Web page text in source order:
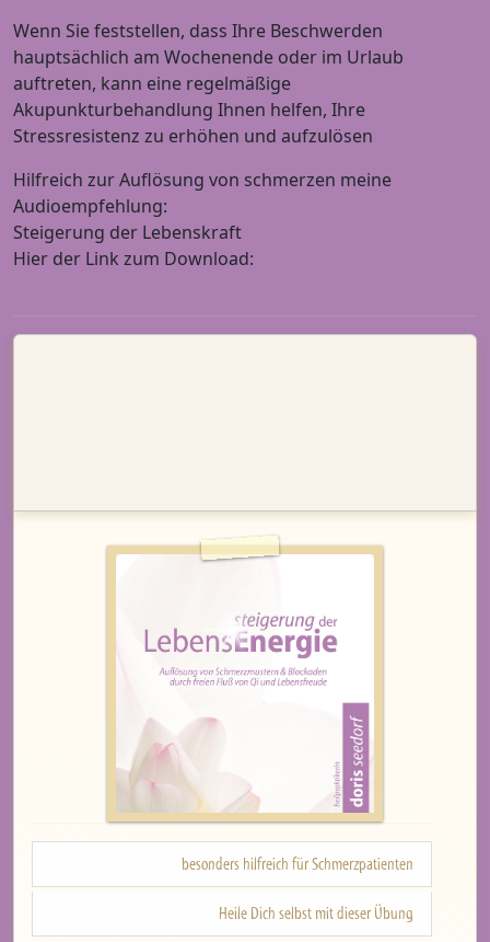
Wenn Sie feststellen, dass Ihre Beschwerden
hauptsächlich am Wochenende oder im Urlaub
auftreten, kann eine regelmäßige
Akupunkturbehandlung Ihnen helfen, Ihre
Stressresistenz zu erhöhen und aufzulösen
Hilfreich zur Auflösung von schmerzen meine
Audioempfehlung:
Steigerung der Lebenskraft
Hier der Link zum Download:
besonders hilfreich für Schmerzpatienten
Heile Dich selbst mit dieser Übung